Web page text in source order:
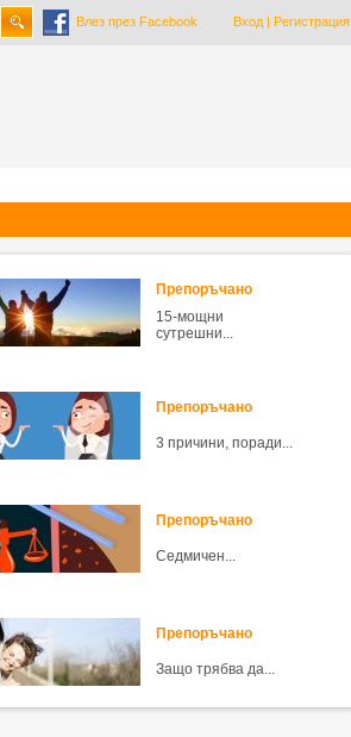
Влез през Facebook Вход| Регистрация
Препоръчано
15-мощни
сутрешни...
Препоръчано
3 причини, поради...
Препоръчано
Седмичен...
Препоръчано
Защо трябва да...